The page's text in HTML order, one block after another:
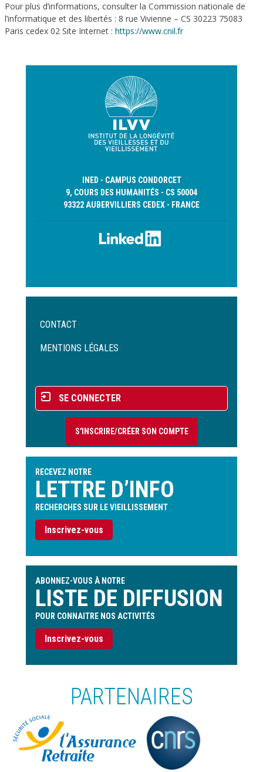
Pour plus d’informations, consulter la Commission nationale de
l’informatique et des libertés : 8 rue Vivienne – CS 30223 75083
Paris cedex 02 Site Internet : https://www.cnil.fr
INED - CAMPUS CONDORCET
9, COURS DES HUMANITÉS - CS 50004
93322 AUBERVILLIERS CEDEX - FRANCE
Menu
de
CONTACT
MENTIONS LÉGALES
Menu
du
compte
l'utilisateur
SE CONNECTER
S'INSCRIRE/CRÉER SON COMPTE
RECEVEZ NOTRE
LETTRE D’INFO
RECHERCHES SUR LE VIEILLISSEMENT
Inscrivez-vous
ABONNEZ-VOUS À NOTRE
LISTE DE DIFFUSION
POUR CONNAITRE NOS ACTIVITÉS
Inscrivez-vous
PARTENAIRES